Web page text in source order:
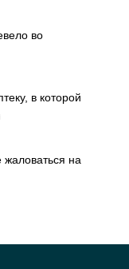
во
в которой
на